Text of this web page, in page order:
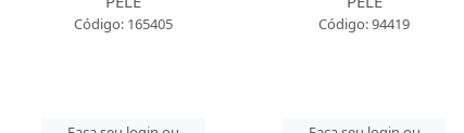
Código: 165405 Código: 94419